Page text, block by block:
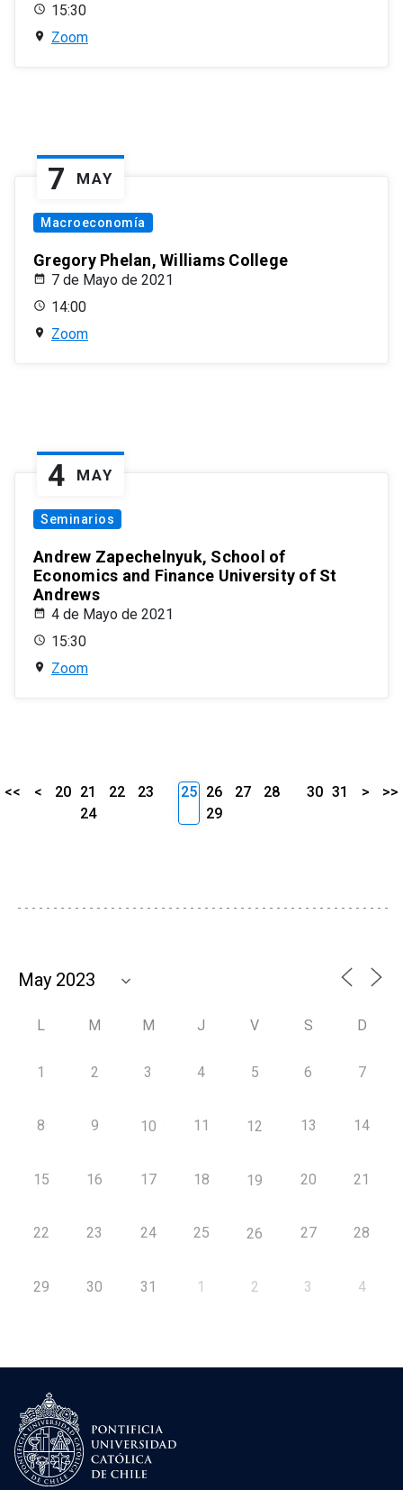
15:30
Zoom
7 MAY
Macroeconomía
Gregory Phelan, Williams College
7 de Mayo de 2021
14:00
Zoom
4 MAY
Seminarios
Andrew Zapechelnyuk, School of
Economics and Finance University of St
Andrews
4 de Mayo de 2021
15:30
Zoom
<< < 20 21 22
23
24
25 26 27
28
29
30 31 > >>
L M M J V S D
1 2 3 4 5 6 7
8 9 10 11 12 13 14
15 16 17 18 19 20 21
22 23 24 25 26 27 28
29 30 31 1 2 3 4